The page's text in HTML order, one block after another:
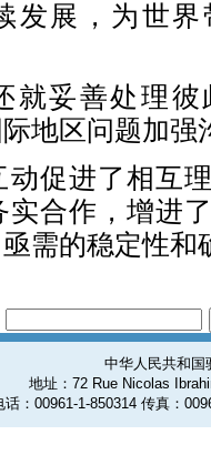
发展，为世
就妥善处理
地区问题加强
动促进了相互
实合作，增进
需的稳定性和
中华人民共和国
地址：72 Rue Nicolas
话：00961-1-850314 传真：